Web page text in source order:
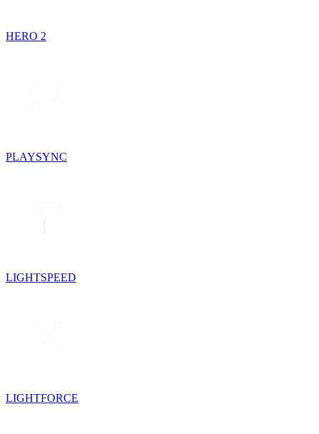
HERO 2
PLAYSYNC
LIGHTSPEED
LIGHTFORCE